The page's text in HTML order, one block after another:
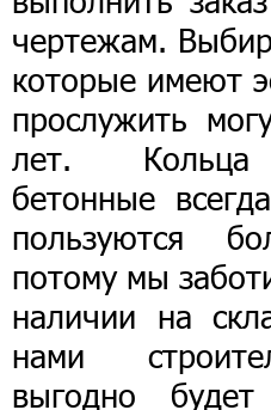
чертежам.
которые имеют
прослужить
лет. Кольца
бетонные
пользуются
потому мы
наличии на
нами
выгодно